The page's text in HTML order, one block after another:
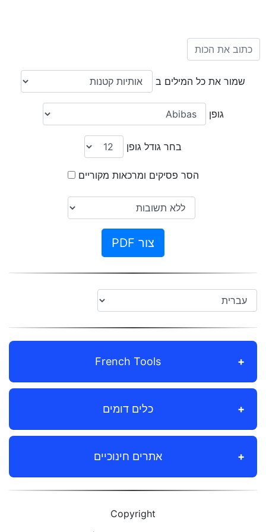
שמור את כל המילים ב
גופן
בחר גודל גופן
הסר פסיקים ומרכאות מקוריים
צור PDF
French Tools
כלים דומים
אתרים חינוכיים
Copyright